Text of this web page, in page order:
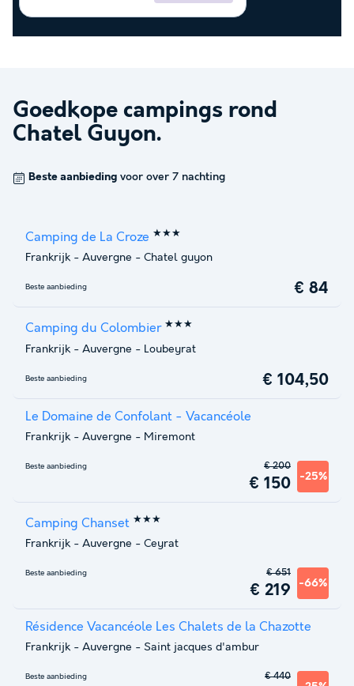
Goedkope campings rond
Chatel Guyon.
Beste aanbieding voor over 7 nachting
Camping de La Croze ★★★
Frankrijk - Auvergne - Chatel guyon
Beste aanbieding € 84
Camping du Colombier ★★★
Frankrijk - Auvergne - Loubeyrat
Beste aanbieding € 104,50
Le Domaine de Confolant - Vacancéole
Frankrijk - Auvergne - Miremont
Beste aanbieding
€ 150 -25%
€ 200
Camping Chanset ★★★
Frankrijk - Auvergne - Ceyrat
Beste aanbieding
€ 219 -66%
€ 651
Résidence Vacancéole Les Chalets de la Chazotte
Frankrijk - Auvergne - Saint jacques d'ambur
Beste aanbieding € 440